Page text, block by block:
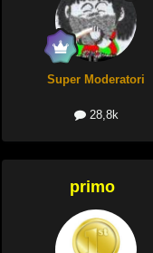
Super Moderatori
28,8k
primo